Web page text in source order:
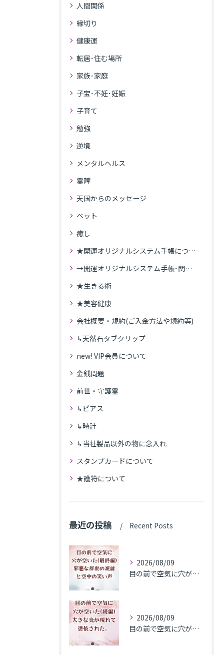
人間関係
縁切り
健康運
転居･住む場所
家族･家庭
子宝･不妊･妊娠
子育て
勉強
逆境
メンタルヘルス
霊障
天国からのメッセージ
ペット
癒し
★開運オリジナルシステム手帳について
→開運オリジナルシステム手帳･関連記事
★生きる術
★美容健康
会社概要・規約(ご入金方法や規約等)
↳天然石タブクリップ
new! VIP会員について
金銭問題
前世・守護霊
↳ピアス
↳時計
↳当社製品以外の物に念入れ
スタンプカードについて
★護符について
最近の投稿 Recent Posts
2026/08/09
目の前で空気に穴が空いた(最終編)邪悪な群衆の視線と空中の笑い声
2026/08/09
目の前で空気に穴が空いた(続編)大きな炎が現れて憑依された。